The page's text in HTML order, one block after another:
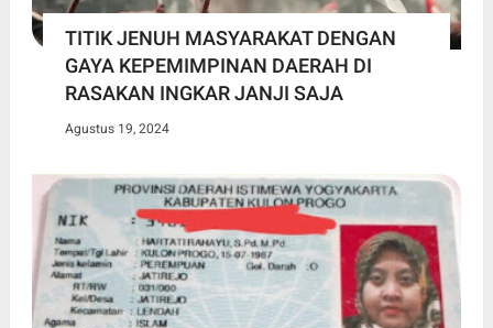
TITIK JENUH MASYARAKAT DENGAN
GAYA KEPEMIMPINAN DAERAH DI
RASAKAN INGKAR JANJI SAJA
Agustus 19, 2024